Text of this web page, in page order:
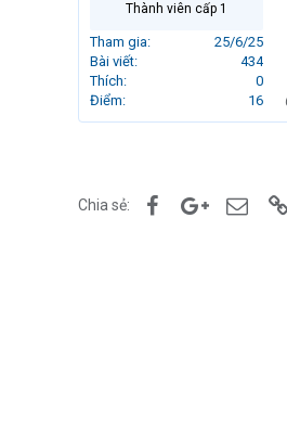
Thành viên cấp 1
Tham gia
25/6/25
Bài viết
434
Thích
0
Điểm
16
Chia sẻ: FacebookGoogle+Email